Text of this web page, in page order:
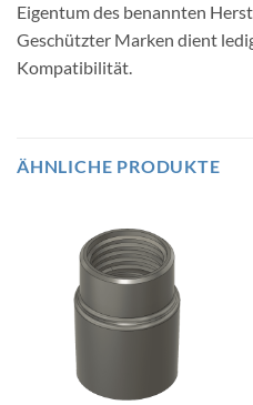
Eigentum des benannten
Geschützter Marken dient
Kompatibilität.
ÄHNLICHE PRODUKTE